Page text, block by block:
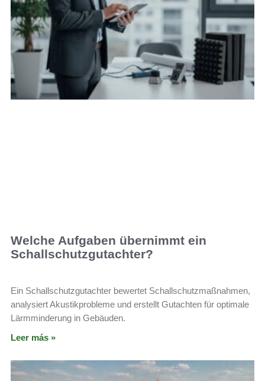
Welche Aufgaben übernimmt ein
Schallschutzgutachter?
Ein Schallschutzgutachter bewertet Schallschutzmaßnahmen,
analysiert Akustikprobleme und erstellt Gutachten für optimale
Lärmminderung in Gebäuden.
Leer más »